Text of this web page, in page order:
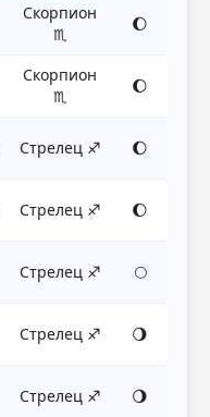
Скорпион
♏
🌔
Скорпион
♏
🌔
Стрелец ♐ 🌔
Стрелец ♐ 🌔
Стрелец ♐ 🌕
Стрелец ♐ 🌖
Стрелец ♐ 🌖